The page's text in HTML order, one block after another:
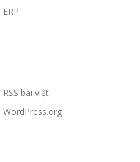
ERP
RSS bài viết
WordPress.org